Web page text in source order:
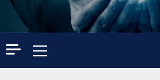
Primary
Menu